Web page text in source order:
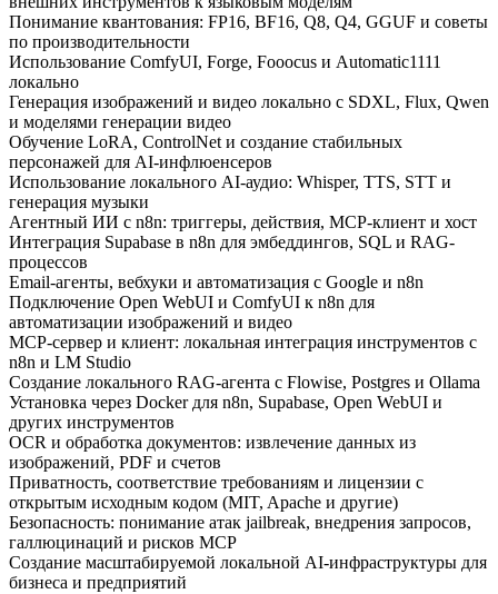
Понимание квантования: FP16, BF16, Q8, Q4, GGUF и советы
по производительности
Использование ComfyUI, Forge, Fooocus и Automatic1111
локально
Генерация изображений и видео локально с SDXL, Flux, Qwen
и моделями генерации видео
Обучение LoRA, ControlNet и создание стабильных
персонажей для AI-инфлюенсеров
Использование локального AI-аудио: Whisper, TTS, STT и
генерация музыки
Агентный ИИ с n8n: триггеры, действия, MCP-клиент и хост
Интеграция Supabase в n8n для эмбеддингов, SQL и RAG-
процессов
Email-агенты, вебхуки и автоматизация с Google и n8n
Подключение Open WebUI и ComfyUI к n8n для
автоматизации изображений и видео
MCP-сервер и клиент: локальная интеграция инструментов с
n8n и LM Studio
Создание локального RAG-агента с Flowise, Postgres и Ollama
Установка через Docker для n8n, Supabase, Open WebUI и
других инструментов
OCR и обработка документов: извлечение данных из
изображений, PDF и счетов
Приватность, соответствие требованиям и лицензии с
открытым исходным кодом (MIT, Apache и другие)
Безопасность: понимание атак jailbreak, внедрения запросов,
галлюцинаций и рисков MCP
Создание масштабируемой локальной AI-инфраструктуры для
бизнеса и предприятий